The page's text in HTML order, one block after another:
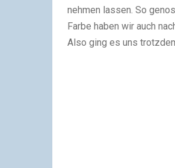
nehmen lassen. So
Farbe haben wir auch
Also ging es uns